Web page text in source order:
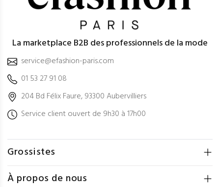
La marketplace B2B des professionnels de la mode
service@efashion-paris.com
01 53 27 91 08
204 Bd Félix Faure, 93300 Aubervilliers
Service client ouvert de 9h30 à 17h00
Grossistes
À propos de nous